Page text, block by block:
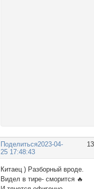
Поделиться2023-04-
25 17:48:43
Китаец ) Разборный вроде.
Видел в тире- сморится 🔥